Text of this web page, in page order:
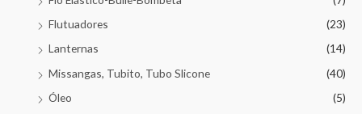
Flutuadores
(23)
Lanternas
(14)
Missangas, Tubito, Tubo Slicone
(40)
Óleo
(5)